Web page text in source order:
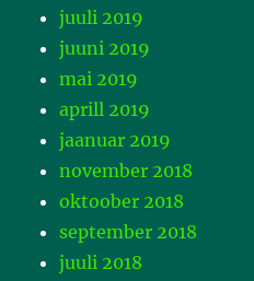
juuli 2019
juuni 2019
mai 2019
aprill 2019
jaanuar 2019
november 2018
oktoober 2018
september 2018
juuli 2018